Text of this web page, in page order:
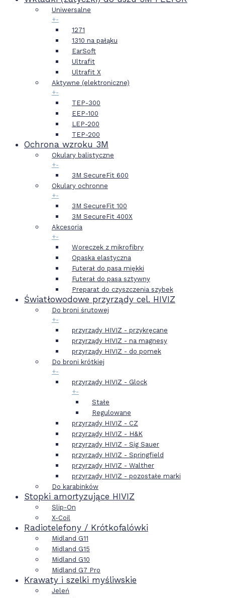
Uniwersalne
+-
1271
1310 na pałąku
EarSoft
Ultrafit
Ultrafit X
Aktywne (elektroniczne)
+-
TEP-300
EEP-100
LEP-200
TEP-200
Ochrona wzroku 3M
Okulary balistyczne
+-
3M SecureFit 600
Okulary ochronne
+-
3M SecureFit 100
3M SecureFit 400X
Akcesoria
+-
Woreczek z mikrofibry
Opaska elastyczna
Futerał do pasa miękki
Futerał do pasa sztywny
Preparat do czyszczenia szybek
Światłowodowe przyrządy cel. HIVIZ
Do broni śrutowej
+-
przyrządy HIVIZ - przykręcane
przyrządy HIVIZ - na magnesy
przyrządy HIVIZ - do pomek
Do broni krótkiej
+-
przyrządy HIVIZ - Glock
+-
Stałe
Regulowane
przyrządy HIVIZ - CZ
przyrządy HIVIZ - H&K
przyrządy HIVIZ - Sig Sauer
przyrządy HIVIZ - Springfield
przyrządy HIVIZ - Walther
przyrządy HIVIZ - pozostałe marki
Do karabinków
Stopki amortyzujące HIVIZ
Slip-On
X-Coil
Radiotelefony / Krótkofalówki
Midland G11
Midland G15
Midland G10
Midland G7 Pro
Krawaty i szelki myśliwskie
Jeleń